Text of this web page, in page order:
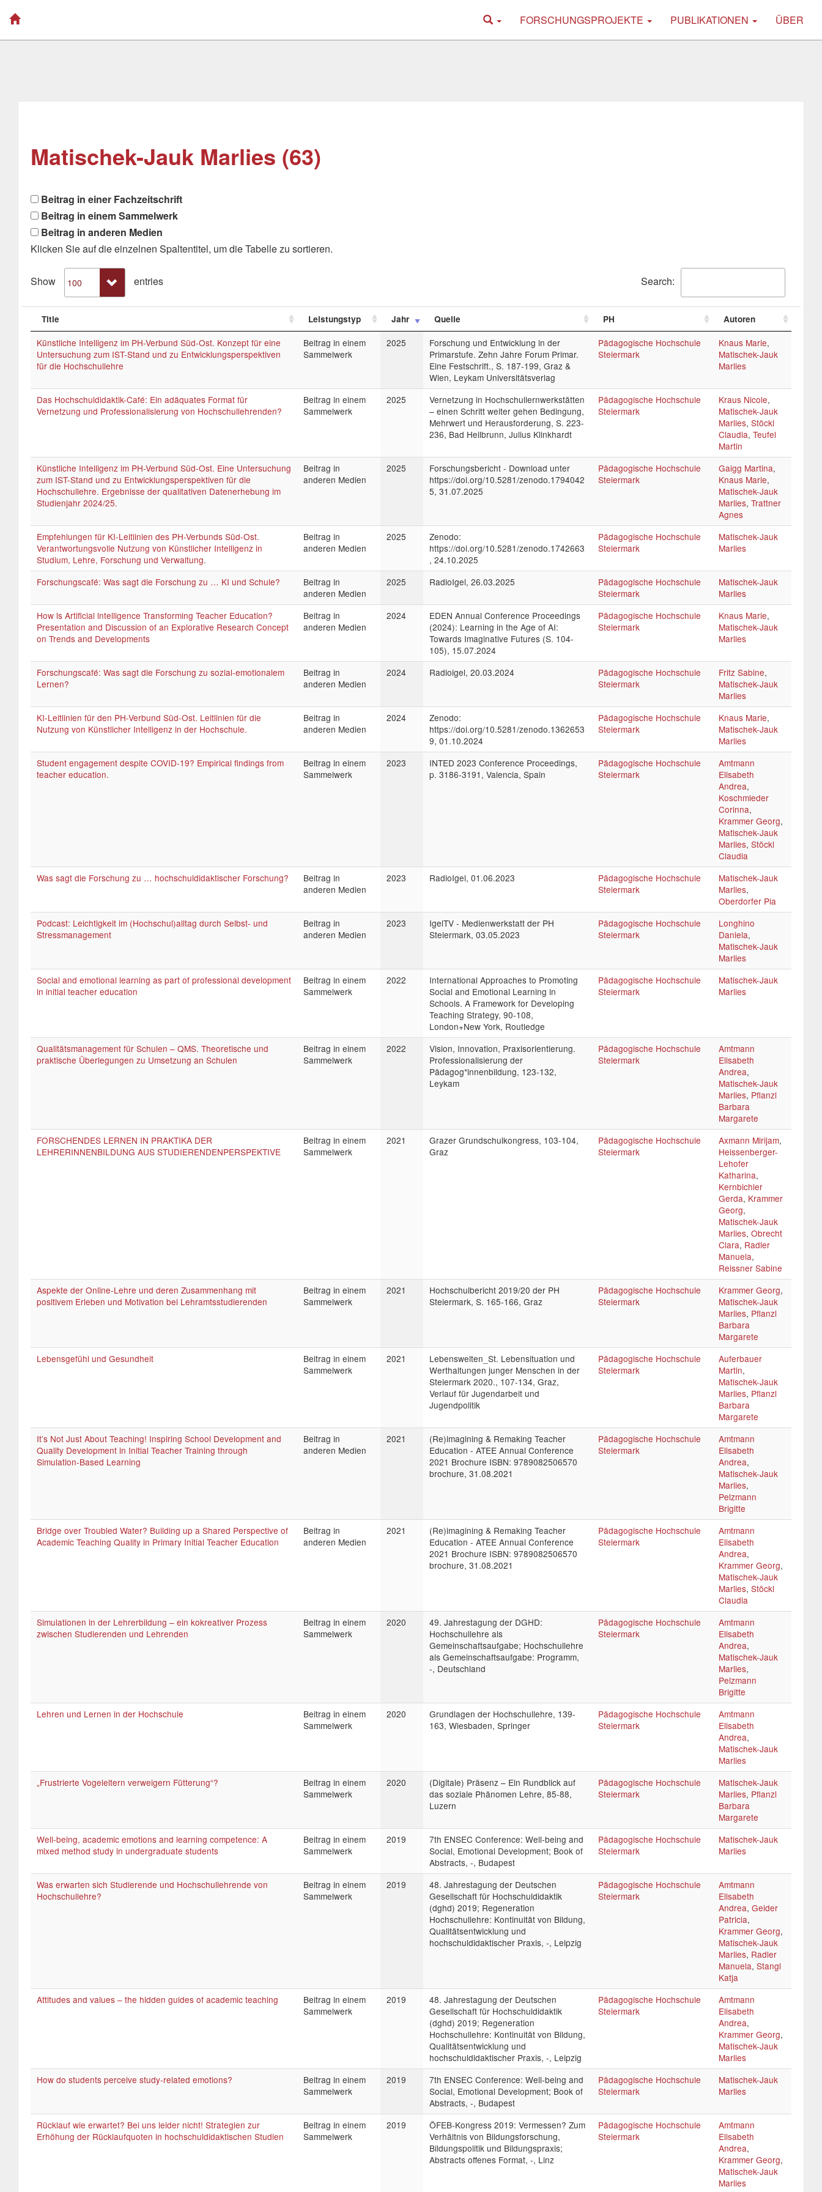
FORSCHUNGSPROJEKTE PUBLIKATIONEN ÜBER
Matischek-Jauk Marlies (63)
Beitrag in einer Fachzeitschrift
Beitrag in einem Sammelwerk
Beitrag in anderen Medien
Klicken Sie auf die einzelnen Spaltentitel, um die Tabelle zu sortieren.
Show entries Search:
Title Leistungstyp Jahr Quelle PH Autoren
Künstliche Intelligenz im PH-Verbund Süd-Ost. Konzept für eine
Untersuchung zum IST-Stand und zu Entwicklungsperspektiven
für die Hochschullehre
Beitrag in einem
Sammelwerk
2025
Forschung und Entwicklung in der
Primarstufe. Zehn Jahre Forum Primar.
Eine Festschrift., S. 187-199, Graz &
Wien, Leykam Universitätsverlag
Pädagogische Hochschule
Steiermark
Knaus Marie,
Matischek-Jauk
Marlies
Das Hochschuldidaktik-Café: Ein adäquates Format für
Vernetzung und Professionalisierung von Hochschullehrenden?
Beitrag in einem
Sammelwerk
2025
Vernetzung in Hochschullernwerkstätten
– einen Schritt weiter gehen Bedingung,
Mehrwert und Herausforderung, S. 223-
236, Bad Heilbrunn, Julius Klinkhardt
Pädagogische Hochschule
Steiermark
Kraus Nicole,
Matischek-Jauk
Marlies, Stöckl
Claudia, Teufel
Martin
Künstliche Intelligenz im PH-Verbund Süd-Ost. Eine Untersuchung
zum IST-Stand und zu Entwicklungsperspektiven für die
Hochschullehre. Ergebnisse der qualitativen Datenerhebung im
Studienjahr 2024/25.
Beitrag in
anderen Medien
2025
Forschungsbericht - Download unter
https://doi.org/10.5281/zenodo.1794042
5, 31.07.2025
Pädagogische Hochschule
Steiermark
Gaigg Martina,
Knaus Marie,
Matischek-Jauk
Marlies, Trattner
Agnes
Empfehlungen für KI-Leitlinien des PH-Verbunds Süd-Ost.
Verantwortungsvolle Nutzung von Künstlicher Intelligenz in
Studium, Lehre, Forschung und Verwaltung.
Beitrag in
anderen Medien
2025
Zenodo:
https://doi.org/10.5281/zenodo.1742663
, 24.10.2025
Pädagogische Hochschule
Steiermark
Matischek-Jauk
Marlies
Forschungscafé: Was sagt die Forschung zu … KI und Schule?
Beitrag in
anderen Medien
2025 RadioIgel, 26.03.2025
Pädagogische Hochschule
Steiermark
Matischek-Jauk
Marlies
How ls Artificial lntelligence Transforming Teacher Education?
Presentation and Discussion of an Explorative Research Concept
on Trends and Developments
Beitrag in
anderen Medien
2024
EDEN Annual Conference Proceedings
(2024): Learning in the Age of AI:
Towards Imaginative Futures (S. 104-
105), 15.07.2024
Pädagogische Hochschule
Steiermark
Knaus Marie,
Matischek-Jauk
Marlies
Forschungscafé: Was sagt die Forschung zu sozial-emotionalem
Lernen?
Beitrag in
anderen Medien
2024 Radioigel, 20.03.2024
Pädagogische Hochschule
Steiermark
Fritz Sabine,
Matischek-Jauk
Marlies
KI-Leitlinien für den PH-Verbund Süd-Ost. Leitlinien für die
Nutzung von Künstlicher Intelligenz in der Hochschule.
Beitrag in
anderen Medien
2024
Zenodo:
https://doi.org/10.5281/zenodo.1362653
9, 01.10.2024
Pädagogische Hochschule
Steiermark
Knaus Marie,
Matischek-Jauk
Marlies
Student engagement despite COVID-19? Empirical findings from
teacher education.
Beitrag in einem
Sammelwerk
2023
INTED 2023 Conference Proceedings,
p. 3186-3191, Valencia, Spain
Pädagogische Hochschule
Steiermark
Amtmann
Elisabeth
Andrea,
Koschmieder
Corinna,
Krammer Georg,
Matischek-Jauk
Marlies, Stöckl
Claudia
Was sagt die Forschung zu … hochschuldidaktischer Forschung?
Beitrag in
anderen Medien
2023 RadioIgel, 01.06.2023
Pädagogische Hochschule
Steiermark
Matischek-Jauk
Marlies,
Oberdorfer Pia
Podcast: Leichtigkeit im (Hochschul)alltag durch Selbst- und
Stressmanagement
Beitrag in
anderen Medien
2023
IgelTV - Medienwerkstatt der PH
Steiermark, 03.05.2023
Pädagogische Hochschule
Steiermark
Longhino
Daniela,
Matischek-Jauk
Marlies
Social and emotional learning as part of professional development
in initial teacher education
Beitrag in einem
Sammelwerk
2022
International Approaches to Promoting
Social and Emotional Learning in
Schools. A Framework for Developing
Teaching Strategy, 90-108,
London+New York, Routledge
Pädagogische Hochschule
Steiermark
Matischek-Jauk
Marlies
Qualitätsmanagement für Schulen – QMS. Theoretische und
praktische Überlegungen zu Umsetzung an Schulen
Beitrag in einem
Sammelwerk
2022
Vision, Innovation, Praxisorientierung.
Professionalisierung der
Pädagog*innenbildung, 123-132,
Leykam
Pädagogische Hochschule
Steiermark
Amtmann
Elisabeth
Andrea,
Matischek-Jauk
Marlies, Pflanzl
Barbara
Margarete
FORSCHENDES LERNEN IN PRAKTIKA DER
LEHRERINNENBILDUNG AUS STUDIERENDENPERSPEKTIVE
Beitrag in einem
Sammelwerk
2021
Grazer Grundschulkongress, 103-104,
Graz
Pädagogische Hochschule
Steiermark
Axmann Mirijam,
Heissenberger-
Lehofer
Katharina,
Kernbichler
Gerda, Krammer
Georg,
Matischek-Jauk
Marlies, Obrecht
Clara, Radler
Manuela,
Reissner Sabine
Aspekte der Online-Lehre und deren Zusammenhang mit
positivem Erleben und Motivation bei Lehramtsstudierenden
Beitrag in einem
Sammelwerk
2021
Hochschulbericht 2019/20 der PH
Steiermark, S. 165-166, Graz
Pädagogische Hochschule
Steiermark
Krammer Georg,
Matischek-Jauk
Marlies, Pflanzl
Barbara
Margarete
Lebensgefühl und Gesundheit
Beitrag in einem
Sammelwerk
2021
Lebenswelten_St. Lebensituation und
Werthaltungen junger Menschen in der
Steiermark 2020., 107-134, Graz,
Verlauf für Jugendarbeit und
Jugendpolitik
Pädagogische Hochschule
Steiermark
Auferbauer
Martin,
Matischek-Jauk
Marlies, Pflanzl
Barbara
Margarete
It’s Not Just About Teaching! Inspiring School Development and
Quality Development in Initial Teacher Training through
Simulation-Based Learning
Beitrag in
anderen Medien
2021
(Re)imagining & Remaking Teacher
Education - ATEE Annual Conference
2021 Brochure ISBN: 9789082506570
brochure, 31.08.2021
Pädagogische Hochschule
Steiermark
Amtmann
Elisabeth
Andrea,
Matischek-Jauk
Marlies,
Pelzmann
Brigitte
Bridge over Troubled Water? Building up a Shared Perspective of
Academic Teaching Quality in Primary Initial Teacher Education
Beitrag in
anderen Medien
2021
(Re)imagining & Remaking Teacher
Education - ATEE Annual Conference
2021 Brochure ISBN: 9789082506570
brochure, 31.08.2021
Pädagogische Hochschule
Steiermark
Amtmann
Elisabeth
Andrea,
Krammer Georg,
Matischek-Jauk
Marlies, Stöckl
Claudia
Simulationen in der Lehrerbildung – ein kokreativer Prozess
zwischen Studierenden und Lehrenden
Beitrag in einem
Sammelwerk
2020
49. Jahrestagung der DGHD:
Hochschullehre als
Gemeinschaftsaufgabe; Hochschullehre
als Gemeinschaftsaufgabe: Programm,
-, Deutschland
Pädagogische Hochschule
Steiermark
Amtmann
Elisabeth
Andrea,
Matischek-Jauk
Marlies,
Pelzmann
Brigitte
Lehren und Lernen in der Hochschule
Beitrag in einem
Sammelwerk
2020
Grundlagen der Hochschullehre, 139-
163, Wiesbaden, Springer
Pädagogische Hochschule
Steiermark
Amtmann
Elisabeth
Andrea,
Matischek-Jauk
Marlies
„Frustrierte Vogeleltern verweigern Fütterung“?
Beitrag in einem
Sammelwerk
2020
(Digitale) Präsenz – Ein Rundblick auf
das soziale Phänomen Lehre, 85-88,
Luzern
Pädagogische Hochschule
Steiermark
Matischek-Jauk
Marlies, Pflanzl
Barbara
Margarete
Well-being, academic emotions and learning competence: A
mixed method study in undergraduate students
Beitrag in einem
Sammelwerk
2019
7th ENSEC Conference: Well-being and
Social, Emotional Development; Book of
Abstracts, -, Budapest
Pädagogische Hochschule
Steiermark
Matischek-Jauk
Marlies
Was erwarten sich Studierende und Hochschullehrende von
Hochschullehre?
Beitrag in einem
Sammelwerk
2019
48. Jahrestagung der Deutschen
Gesellschaft für Hochschuldidaktik
(dghd) 2019; Regeneration
Hochschullehre: Kontinuität von Bildung,
Qualitätsentwicklung und
hochschuldidaktischer Praxis, -, Leipzig
Pädagogische Hochschule
Steiermark
Amtmann
Elisabeth
Andrea, Geider
Patricia,
Krammer Georg,
Matischek-Jauk
Marlies, Radler
Manuela, Stangl
Katja
Attitudes and values – the hidden guides of academic teaching
Beitrag in einem
Sammelwerk
2019
48. Jahrestagung der Deutschen
Gesellschaft für Hochschuldidaktik
(dghd) 2019; Regeneration
Hochschullehre: Kontinuität von Bildung,
Qualitätsentwicklung und
hochschuldidaktischer Praxis, -, Leipzig
Pädagogische Hochschule
Steiermark
Amtmann
Elisabeth
Andrea,
Krammer Georg,
Matischek-Jauk
Marlies
How do students perceive study-related emotions?
Beitrag in einem
Sammelwerk
2019
7th ENSEC Conference: Well-being and
Social, Emotional Development; Book of
Abstracts, -, Budapest
Pädagogische Hochschule
Steiermark
Matischek-Jauk
Marlies
Rücklauf wie erwartet? Bei uns leider nicht! Strategien zur
Erhöhung der Rücklaufquoten in hochschuldidaktischen Studien
Beitrag in einem
Sammelwerk
2019
ÖFEB-Kongress 2019: Vermessen? Zum
Verhältnis von Bildungsforschung,
Bildungspolitik und Bildungspraxis;
Abstracts offenes Format, -, Linz
Pädagogische Hochschule
Steiermark
Amtmann
Elisabeth
Andrea,
Krammer Georg,
Matischek-Jauk
Marlies